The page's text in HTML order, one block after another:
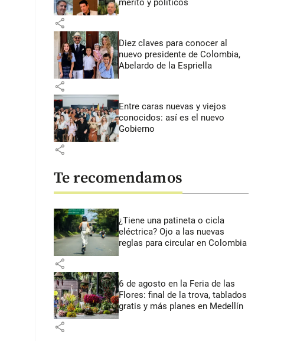
mérito y políticos
share
Diez claves para conocer al
nuevo presidente de Colombia,
Abelardo de la Espriella
share
Entre caras nuevas y viejos
conocidos: así es el nuevo
Gobierno
share
Te recomendamos
¿Tiene una patineta o cicla
eléctrica? Ojo a las nuevas
reglas para circular en Colombia
share
6 de agosto en la Feria de las
Flores: final de la trova, tablados
gratis y más planes en Medellín
share